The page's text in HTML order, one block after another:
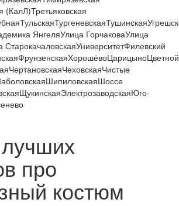
(КалЛ)Третьяковская
ТульскаяТургеневскаяТушинская
ЯнгеляУлица ГорчаковаУлица
СтарокачаловскаяУниверситетФилевский
ФрунзенскаяХорошёвоЦарицыноЦветной
ЧертановскаяЧеховскаяЧистые
ШипиловскаяШоссе
ЩукинскаяЭлектрозаводскаяЮго-
про
костюм